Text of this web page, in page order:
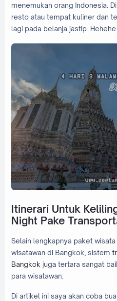
menemukan orang Indonesia.
resto atau tempat kuliner dan
lagi pada belanja jastip. Hehehe.
Itinerari Untuk
Night Pake
Selain lengkapnya paket
wisatawan di Bangkok, sistem
Bangkok juga tertara sangat
para wisatawan.
Di artikel ini saya akan coba